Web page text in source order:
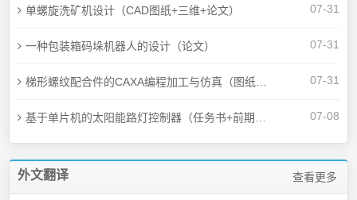
07-31
单螺旋洗矿机设计（CAD图纸+三维+论文）
07-31
一种包装箱码垛机器人的设计（论文）
07-31
梯形螺纹配合件的CAXA编程加工与仿真（图纸+仿真+说明书）
07-08
基于单片机的太阳能路灯控制器（任务书+前期+中期+审题表+论文）
查看更多
外文翻译